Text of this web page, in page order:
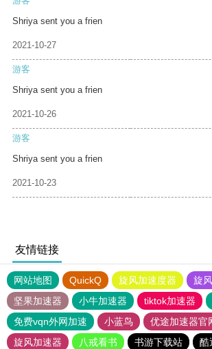
Shriya sent you a frien
2021-10-27
游客
Shriya sent you a frien
2021-10-26
游客
Shriya sent you a frien
2021-10-23
友情链接
网站地图 QuickQ 旋风加速度器 旋风
坚果加速器
小牛加速器 tiktok加速器
免费vqn外网加速
小蓝鸟 优途加速器官
旋风加速器
八戒看书 书游下载站
酷